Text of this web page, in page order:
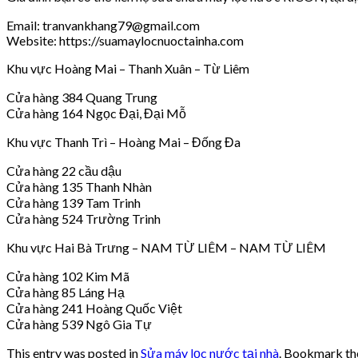
Email: tranvankhang79@gmail.com
Website: https://suamaylocnuoctainha.com
Khu vực Hoàng Mai – Thanh Xuân – Từ Liêm
Cửa hàng 384 Quang Trung
Cửa hàng 164 Ngọc Đại, Đại Mỗ
Khu vực Thanh Trì – Hoàng Mai – Đống Đa
Cửa hàng 22 cầu dậu
Cửa hàng 135 Thanh Nhàn
Cửa hàng 139 Tam Trinh
Cửa hàng 524 Trường Trinh
Khu vực Hai Bà Trưng – NAM TỪ LIÊM – NAM TỪ LIÊM
Cửa hàng 102 Kim Mã
Cửa hàng 85 Láng Hạ
Cửa hàng 241 Hoàng Quốc Việt
Cửa hàng 539 Ngô Gia Tự
This entry was posted inSửa máy lọc nước tại nhà . Bookmark